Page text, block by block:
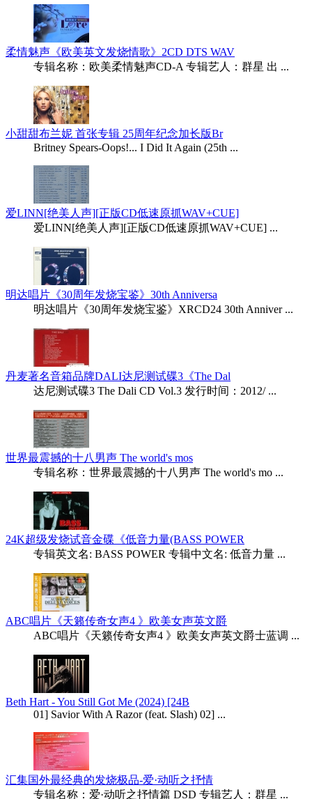
柔情魅声《欧美英文发烧情歌》2CD DTS WAV
专辑名称：欧美柔情魅声CD-A 专辑艺人：群星 出 ...
小甜甜布兰妮 首张专辑 25周年纪念加长版Br
Britney Spears-Oops!... I Did It Again (25th ...
爱LINN[绝美人声][正版CD低速原抓WAV+CUE]
爱LINN[绝美人声][正版CD低速原抓WAV+CUE] ...
明达唱片《30周年发烧宝鉴》30th Anniversa
明达唱片《30周年发烧宝鉴》XRCD24 30th Anniver ...
丹麦著名音箱品牌DALI达尼测试碟3《The Dal
达尼测试碟3 The Dali CD Vol.3 发行时间：2012/ ...
世界最震撼的十八男声 The world's mos
专辑名称：世界最震撼的十八男声 The world's mo ...
24K超级发烧试音金碟《低音力量(BASS POWER
专辑英文名: BASS POWER 专辑中文名: 低音力量 ...
ABC唱片《天籁传奇女声4 》欧美女声英文爵
ABC唱片《天籁传奇女声4 》欧美女声英文爵士蓝调 ...
Beth Hart - You Still Got Me (2024) [24B
01] Savior With A Razor (feat. Slash) 02] ...
汇集国外最经典的发烧极品-爱·动听之抒情
专辑名称：爱·动听之抒情篇 DSD 专辑艺人：群星 ...